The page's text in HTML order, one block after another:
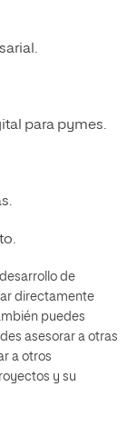
para pymes.
de
directamente
puedes
asesorar a otras
a otros
y su